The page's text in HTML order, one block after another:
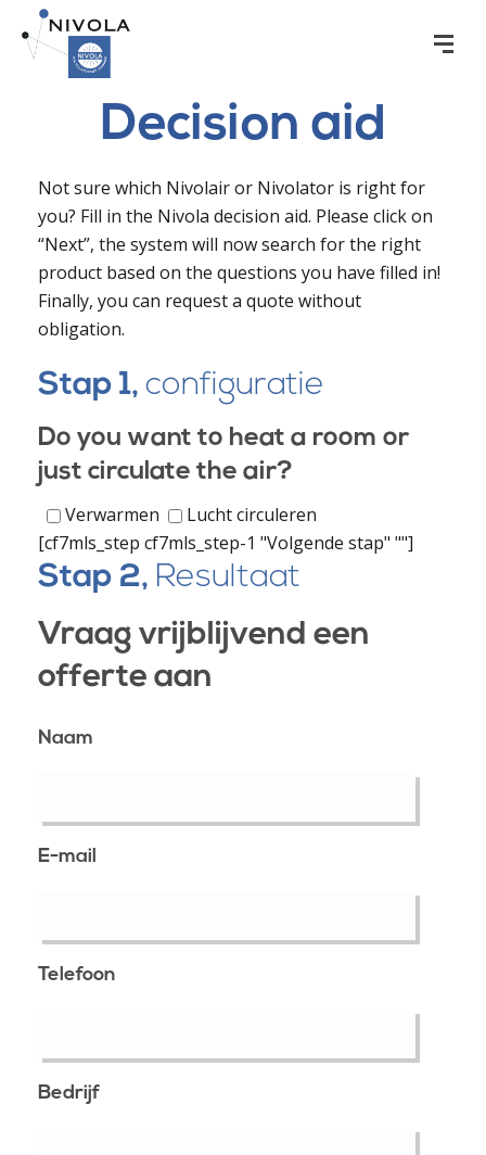
Decision aid
Not sure which Nivolair or Nivolator is right for
you? Fill in the Nivola decision aid. Please click on
“Next”, the system will now search for the right
product based on the questions you have filled in!
Finally, you can request a quote without
obligation.
Stap 1, configuratie
Do you want to heat a room or
just circulate the air?
Verwarmen
Lucht circuleren
[cf7mls_step cf7mls_step-1 "Volgende stap" ""]
Stap 2, Resultaat
Vraag vrijblijvend een
offerte aan
Naam
E-mail
Telefoon
Bedrijf